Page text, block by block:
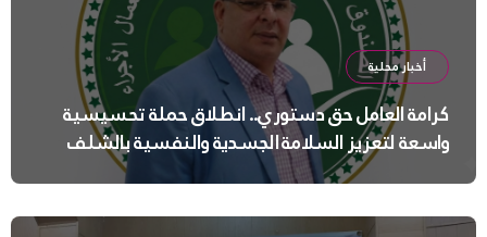
أخبار محلية
كرامة العامل حق دستوري.. انطلاق حملة تحسيسية
واسعة لتعزيز السلامة الجسدية والنفسية بالشلف